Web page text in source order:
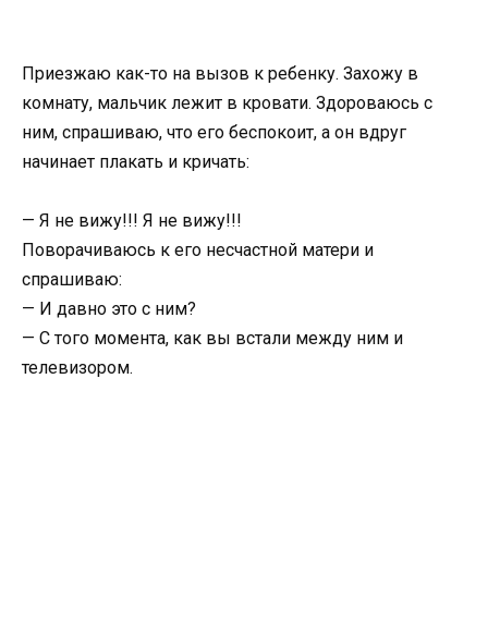
Приезжаю как-то на вызов к ребенку. Захожу в
комнату, мальчик лежит в кровати. Здороваюсь с
ним, спрашиваю, что его беспокоит, а он вдруг
начинает плакать и кричать:
— Я не вижу!!! Я не вижу!!!
Поворачиваюсь к его несчастной матери и
спрашиваю:
— И давно это с ним?
— С того момента, как вы встали между ним и
телевизором.